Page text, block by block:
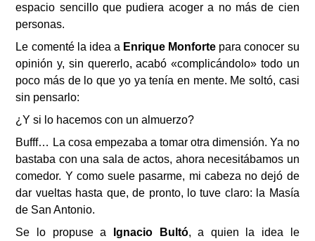
espacio sencillo que pudiera acoger a no más de cien
personas.
Le comenté la idea a Enrique Monforte para conocer su
opinión y, sin quererlo, acabó «complicándolo» todo un
poco más de lo que yo ya tenía en mente. Me soltó, casi
sin pensarlo:
¿Y si lo hacemos con un almuerzo?
Bufff… La cosa empezaba a tomar otra dimensión. Ya no
bastaba con una sala de actos, ahora necesitábamos un
comedor. Y como suele pasarme, mi cabeza no dejó de
dar vueltas hasta que, de pronto, lo tuve claro: la Masía
de San Antonio.
Se lo propuse a
Ignacio Bultó, a quien la idea le